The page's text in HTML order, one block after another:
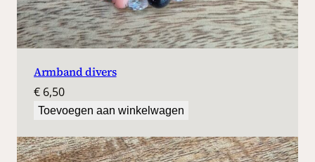
Armband divers
€ 6,50
Toevoegen aan winkelwagen